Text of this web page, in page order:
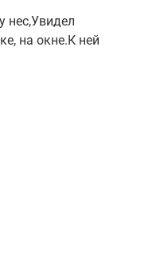
нес,Увидел
на окне.К ней